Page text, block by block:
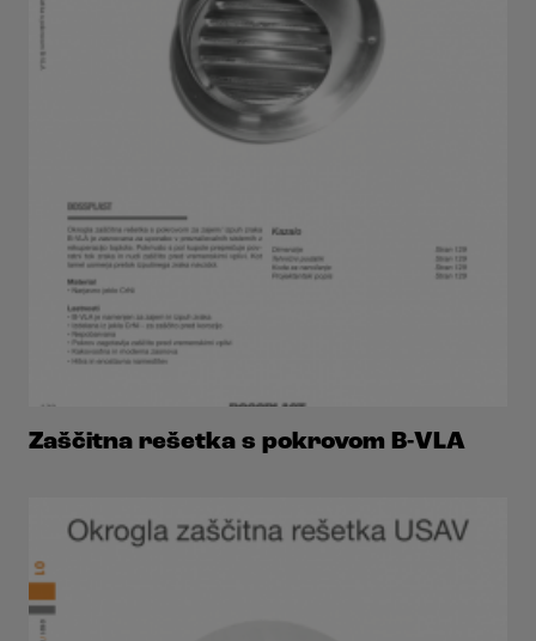
Zaščitna rešetka s pokrovom B-VLA